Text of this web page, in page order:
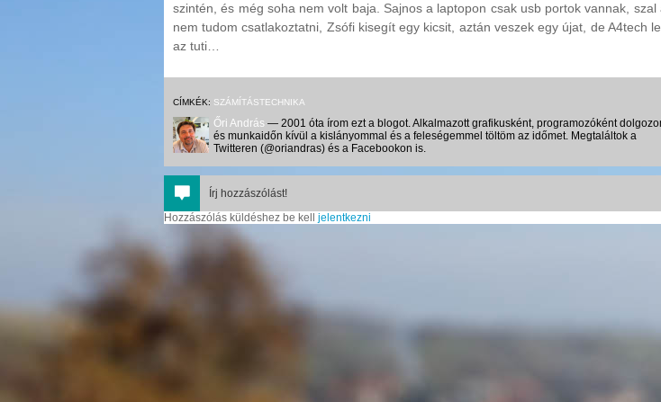
szintén, és még soha nem volt baja. Sajnos a laptopon csak usb portok vannak, szal
nem tudom csatlakoztatni, Zsófi kisegít egy kicsit, aztán veszek egy újat, de A4tech
az tuti…
CÍMKÉK: SZÁMÍTÁSTECHNIKA
Őri András — 2001 óta írom ezt a blogot. Alkalmazott grafikusként, programozóként
és munkaidőn kívül a kislányommal és a feleségemmel töltöm az időmet. Megtaláltok a
Twitteren (@oriandras) és a Facebookon is.
Írj hozzászólást!
Hozzászólás küldéshez be kell jelentkezni